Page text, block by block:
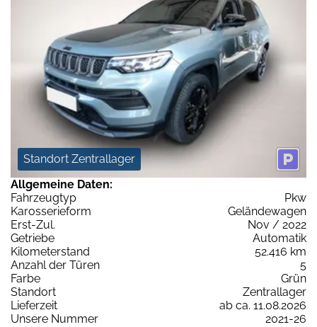
Standort Zentrallager
Allgemeine Daten:
Fahrzeugtyp
Pkw
Karosserieform
Geländewagen
Erst-Zul.
Nov / 2022
Getriebe
Automatik
Kilometerstand
52.416 km
Anzahl der Türen
5
Farbe
Grün
Standort
Zentrallager
Lieferzeit
ab ca. 11.08.2026
Unsere Nummer
2021-26